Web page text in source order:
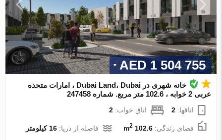
1 504 755 AED
خانه شهری در Dubai Land، Dubai ، امارات متحده
عربی 2 خوابه ، 102.6 متر مربع. شماره 247458
اتاقها:2 اتاق خواب:2
فضای زندگی:102.6 m
2 فاصله از دریا:16 کیلومتر